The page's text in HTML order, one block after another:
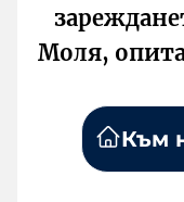
Моля,
Към